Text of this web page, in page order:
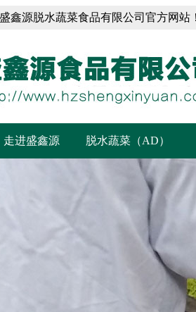
鑫源脱水蔬菜食品有限公司官方网站
源脱水蔬菜食品有限公司
走进盛鑫源 脱水蔬菜（AD）